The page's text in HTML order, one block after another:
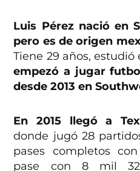
Luis Pérez nació en
pero es de origen
Tiene 29 años,
empezó a jugar
desde 2013 en
En 2015 llegó a
donde jugó 28
pases completos
pase con 8 mil